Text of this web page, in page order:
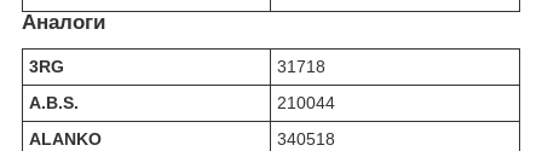
Аналоги
3RG
31718
A.B.S.
210044
ALANKO
340518